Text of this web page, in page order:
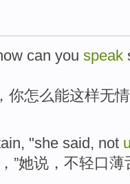
can you speak
你怎么能这样无情
, "she said, not
，”她说 ， 不轻口薄